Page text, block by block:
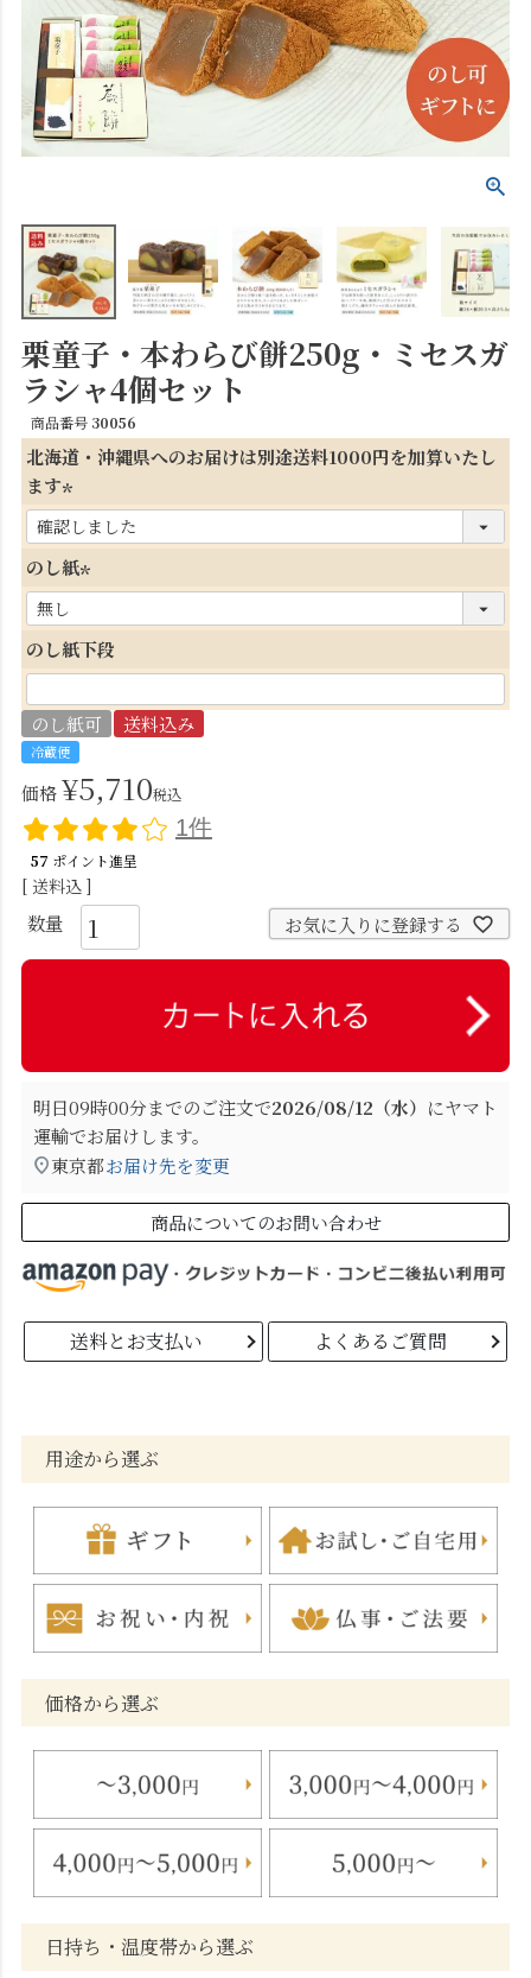
栗童子・本わらび餅250g・ミセスガ
ラシャ4個セット
商品番号 30056
北海道・沖縄県へのお届けは別途送料1000円を加算いたし
ます
(
必
須
)
のし紙
必
須
のし紙下段
のし紙可 送料込み
冷蔵便
価格¥5,710税込
1件
57 ポイント進呈
送料込
お気に入りに登録する
明日09時00分までのご注文で2026/08/12（水） にヤマト
運輸でお届けします。
東京都お届け先を変更
商品についてのお問い合わせ
送料とお支払い よくあるご質問
用途から選ぶ
価格から選ぶ
日持ち・温度帯から選ぶ